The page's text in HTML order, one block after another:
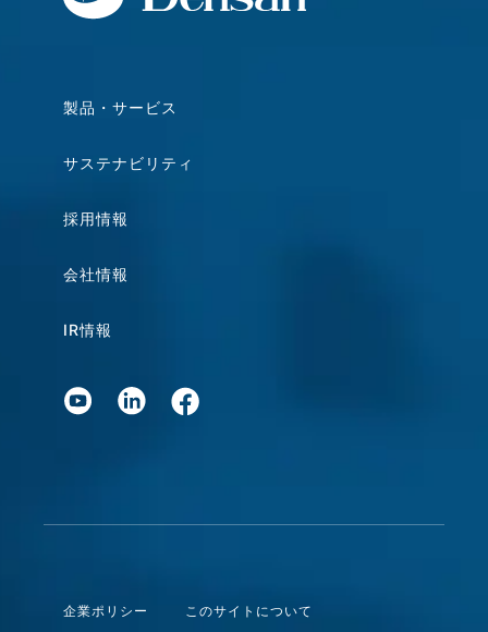
製品・サービス
サステナビリティ
採用情報
会社情報
IR情報
企業ポリシー このサイトについて